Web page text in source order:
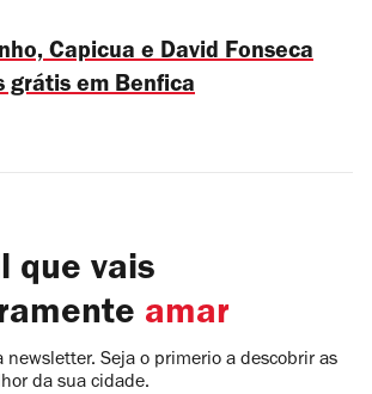
Capicua e David Fonseca
grátis em Benfica
que vais
amar
newsletter. Seja o primerio a descobrir as
da sua cidade.